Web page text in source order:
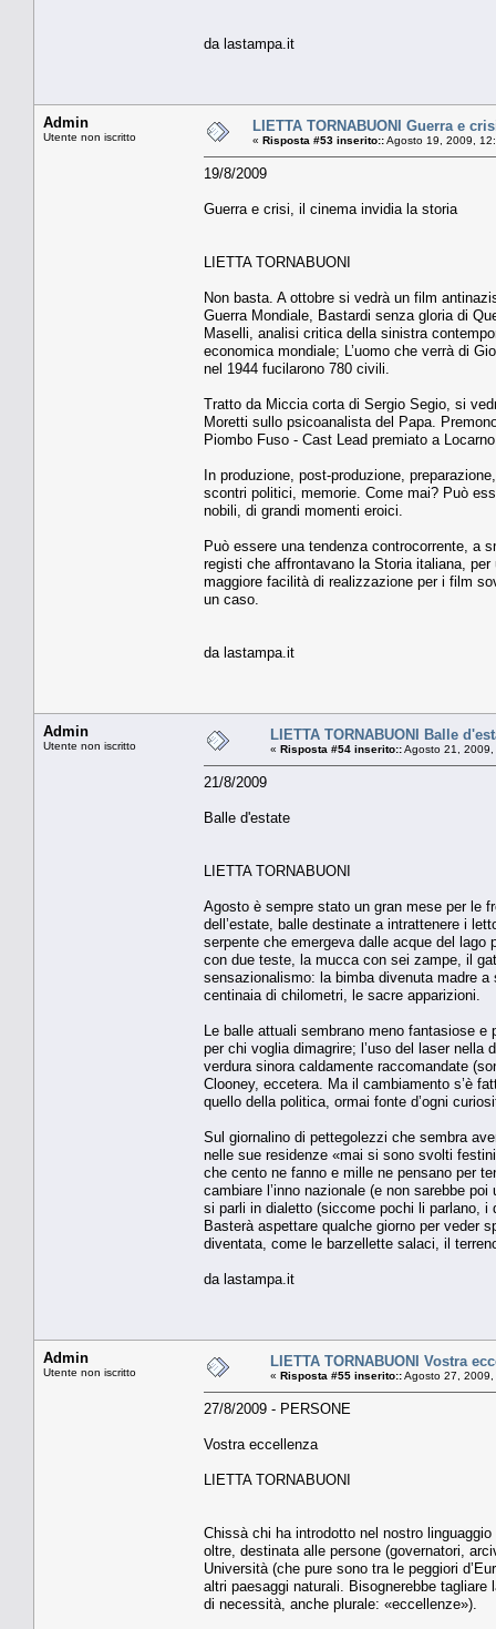
da lastampa.it
Admin
Utente non iscritto
LIETTA TORNABUONI Guerra e
« Risposta #53 inserito::Agosto 19, 2009,
19/8/2009
Guerra e crisi, il cinema invidia la storia
LIETTA TORNABUONI
Non basta. A ottobre si vedrà un film
Guerra Mondiale, Bastardi senza gloria di
Maselli, analisi critica della sinistra
economica mondiale; L’uomo che verrà di
nel 1944 fucilarono 780 civili.
Tratto da Miccia corta di Sergio Segio, si
Moretti sullo psicoanalista del Papa.
Piombo Fuso - Cast Lead premiato a
In produzione, post-produzione,
scontri politici, memorie. Come mai? Può
nobili, di grandi momenti eroici.
Può essere una tendenza controcorrente, a
registi che affrontavano la Storia italiana,
maggiore facilità di realizzazione per i film
un caso.
da lastampa.it
Admin
Utente non iscritto
LIETTA TORNABUONI Balle
« Risposta #54 inserito::Agosto 21,
21/8/2009
Balle d'estate
LIETTA TORNABUONI
Agosto è sempre stato un gran mese per le
dell’estate, balle destinate a intrattenere i
serpente che emergeva dalle acque del
con due teste, la mucca con sei zampe, il
sensazionalismo: la bimba divenuta madre
centinaia di chilometri, le sacre apparizioni.
Le balle attuali sembrano meno fantasiose
per chi voglia dimagrire; l’uso del laser nella
verdura sinora caldamente raccomandate
Clooney, eccetera. Ma il cambiamento s’è
quello della politica, ormai fonte d’ogni
Sul giornalino di pettegolezzi che sembra
nelle sue residenze «mai si sono svolti
che cento ne fanno e mille ne pensano per
cambiare l’inno nazionale (e non sarebbe
si parli in dialetto (siccome pochi li parlano,
Basterà aspettare qualche giorno per veder
diventata, come le barzellette salaci, il
da lastampa.it
Admin
Utente non iscritto
LIETTA TORNABUONI Vostra
« Risposta #55 inserito::Agosto 27,
27/8/2009 - PERSONE
Vostra eccellenza
LIETTA TORNABUONI
Chissà chi ha introdotto nel nostro
oltre, destinata alle persone (governatori,
Università (che pure sono tra le peggiori
altri paesaggi naturali. Bisognerebbe
di necessità, anche plurale: «eccellenze»).